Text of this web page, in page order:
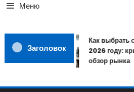
Меню
Заголовок
Как выбрать
2026 году:
обзор рынка